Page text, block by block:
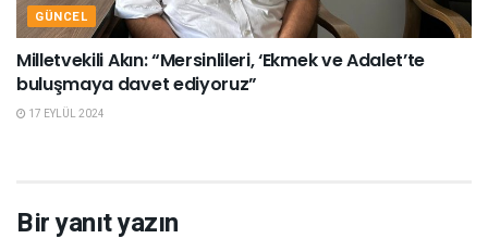
GÜNCEL
Milletvekili Akın: “Mersinlileri, ‘Ekmek ve Adalet’te
buluşmaya davet ediyoruz”
17 EYLÜL 2024
Bir yanıt yazın